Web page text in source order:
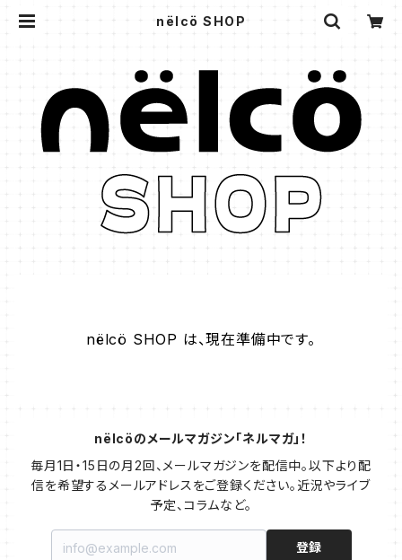
nëlcö SHOP
nëlcö SHOP は、現在準備中です。
nëlcöのメールマガジン「ネルマガ」！
毎月1日・15日の月2回、メールマガジンを配信中。以下より配
信を希望するメールアドレスをご登録ください。近況やライブ
予定、コラムなど。
登録